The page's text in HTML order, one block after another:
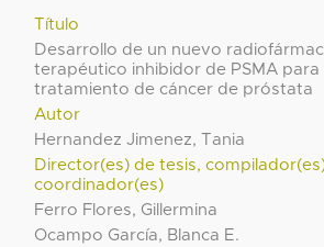
Título
Desarrollo de un nuevo
terapéutico inhibidor de PSMA para
tratamiento de cáncer de próstata
Autor
Hernandez Jimenez, Tania
Director(es) de tesis,
coordinador(es)
Ferro Flores, Gillermina
Ocampo García, Blanca E.